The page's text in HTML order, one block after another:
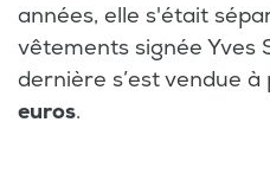
années, elle s'était
vêtements signée Yves
dernière s’est vendue à
euros.